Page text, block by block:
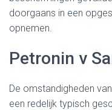
doorgaans in een
opnemen.
Petronin v
De omstandigheden
een redelijk typisch